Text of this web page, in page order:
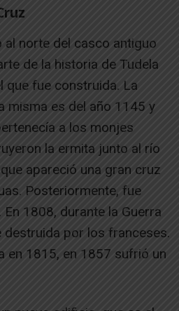
al norte del casco antiguo
de la historia de Tudela
que fue construida. La
misma es del año 1145 y
a los monjes
la ermita junto al río
apareció una gran cruz
Posteriormente, fue
1808, durante la Guerra
destruida por los franceses.
en 1815, en 1857 sufrió un